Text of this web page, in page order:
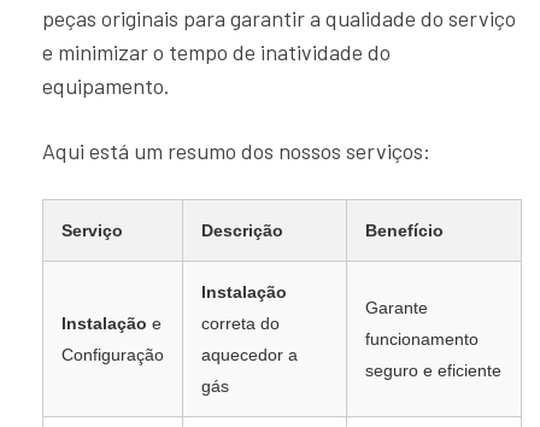
peças originais para garantir a qualidade do serviço
e minimizar o tempo de inatividade do
equipamento.
Aqui está um resumo dos nossos serviços:
Serviço Descrição Benefício
Instalação e
Configuração
Instalação
correta do
aquecedor a
gás
Garante
funcionamento
seguro e eficiente